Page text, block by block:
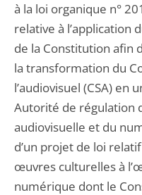
à la loi organique n°
relative à l’application
de la Constitution afin
la transformation du
l’audiovisuel (CSA)
Autorité de régulation
audiovisuelle et du
d’un projet de loi
œuvres culturelles à
numérique dont le